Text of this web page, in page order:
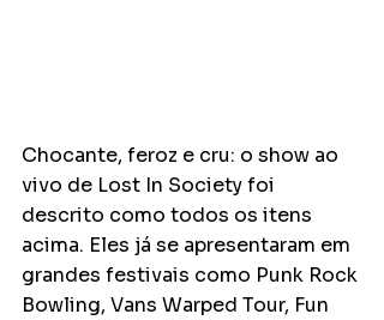
Chocante, feroz e cru: o show ao
vivo de Lost In Society foi
descrito como todos os itens
acima. Eles já se apresentaram em
grandes festivais como Punk Rock
Bowling, Vans Warped Tour, Fun